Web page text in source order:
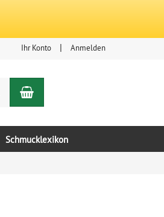
Ihr Konto Anmelden
Warenkorb
Schmucklexikon